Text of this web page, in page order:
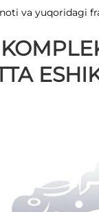
va yuqoridagi